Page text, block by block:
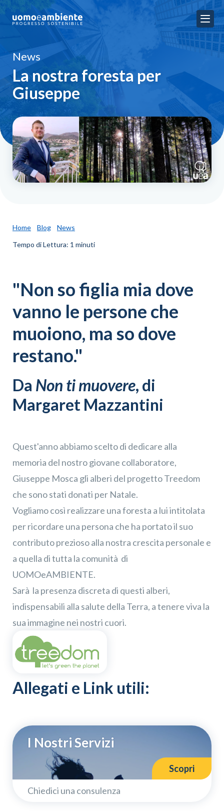
News
La nostra foresta per
Giuseppe
Home Blog
News
Tempo di Lettura: 1 minuti
"Non so figlia mia dove
vanno le persone che
muoiono, ma so dove
restano."
Da Non ti muovere, di
Margaret Mazzantini
Quest'anno abbiamo scelto di dedicare alla
memoria del nostro giovane collaboratore,
Giuseppe Mosca gli alberi del progetto Treedom
che sono stati donati per Natale.
Vogliamo così realizzare una foresta a lui intitolata
per ricordare una persona che ha portato il suo
contributo prezioso alla nostra crescita personale e
a quella di tutta la comunità di
UOMOeAMBIENTE.
Sarà la presenza discreta di questi alberi,
indispensabili alla salute della Terra, a tenere viva la
sua immagine nei nostri cuori.
Allegati e Link utili:
I Nostri Servizi
Scopri
Chiedici una consulenza